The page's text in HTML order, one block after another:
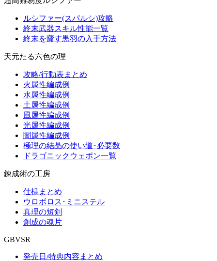
ルシファー(スパルシ)攻略
終末武器スキル性能一覧
終末を齎す黒羽の入手方法
天元たる六色の理
攻略/行動表まとめ
火属性編成例
水属性編成例
土属性編成例
風属性編成例
光属性編成例
闇属性編成例
極理の結晶の使い道･必要数
ドラゴニックウェポン一覧
錬成術の工房
仕様まとめ
ウロボロス･ミニステル
真理の短剣
創成の魂片
GBVSR
発売日/特典内容まとめ